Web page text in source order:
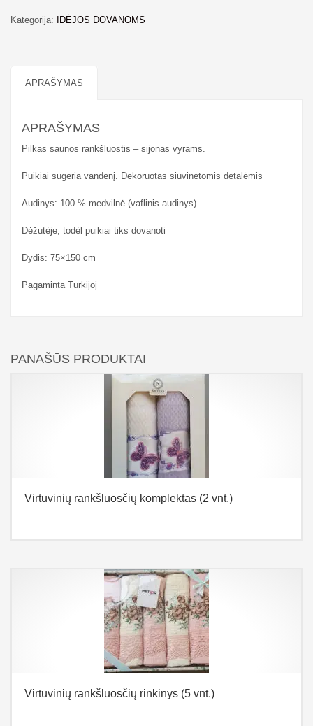
Kategorija: IDĖJOS DOVANOMS
APRAŠYMAS
APRAŠYMAS
Pilkas saunos rankšluostis – sijonas vyrams.
Puikiai sugeria vandenį. Dekoruotas siuvinėtomis detalėmis
Audinys: 100 % medvilnė (vaflinis audinys)
Dėžutėje, todėl puikiai tiks dovanoti
Dydis: 75×150 cm
Pagaminta Turkijoj
PANAŠŪS PRODUKTAI
Virtuvinių rankšluosčių komplektas (2 vnt.)
Virtuvinių rankšluosčių rinkinys (5 vnt.)